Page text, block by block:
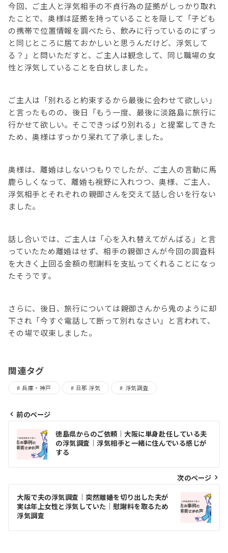
今回、ご主人と浮気相手の不貞行為の証拠がしっかり取れ
たことで、奥様は証拠を持っていることを隠して「子ども
の携帯で位置情報を調べたら、飲みに行っているのにずっ
と同じところに居ておかしいと思うんだけど、浮気して
る？」と問いただすと、ご主人は観念して、同じ職場の女
性と浮気していることを白状しました。
ご主人は「別れると約束するから最後に会わせて欲しい」
と言ったものの、後日「もう一度、最後に淡路島に旅行に
行かせて欲しい。そこできっぱり別れる」と提案してきた
ため、奥様はすっかり呆れて了承しました。
奥様は、離婚はしないつもりでしたが、ご主人の言動に馬
鹿らしくなって、離婚も視野に入れつつ、奥様、ご主人、
浮気相手とそれぞれの親御さんを交えて話し合いを行ない
ました。
話し合いでは、ご主人は「心を入れ替えてがんばる」と言
っていたため離婚はせず、相手の親御さんが今回の調査料
を大きく上回る金額の慰謝料を支払ってくれることになっ
たそうです。
さらに、後日、旅行については親御さんから鬼のように却
下され「今すぐ電話して断って別れなさい」と言われて、
その場で収束しました。
関連タグ
兵庫・神戸 旦那 浮気 浮気調査
稿
ゲ
ー
前のページ
徳島県からのご依頼｜大阪に単身赴任している夫
の浮気調査｜浮気相手と一緒に住んでいる感じが
する
次のページ
大阪で夫の浮気調査｜突然離婚を切り出した夫が
実は年上女性と浮気していた｜慰謝料を取るため
浮気調査